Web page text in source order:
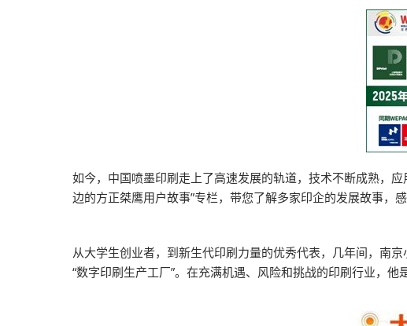
如今，中国喷墨印刷走上了高速发展的轨道，技术不断成熟，
边的方正桀鹰用户故事”专栏，带您了解多家印企的发展故事，
从大学生创业者，到新生代印刷力量的优秀代表，几年间，南
“数字印刷生产工厂”。在充满机遇、风险和挑战的印刷行业，